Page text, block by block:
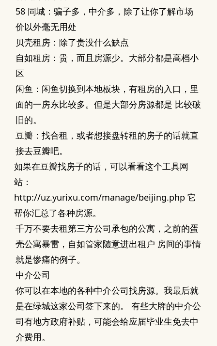
58 同城：骗子多，中介多，除了让你了解市场
价以外毫无用处
贝壳租房：除了贵没什么缺点
自如租房：贵，而且房源少。大部分都是高档小
区
闲鱼：闲鱼切换到本地板块，有租房的入口，里
面的一房东比较多。但是大部分房源都是 比较破
旧的。
豆瓣：找合租，或者想接盘转租的房子的话就直
接去豆瓣吧。
如果在豆瓣找房子的话，可以看看这个工具网
站：
http://uz.yurixu.com/manage/beijing.php 它
帮你汇总了各种房源。
千万不要去租第三方公司承包的公寓，之前的蛋
壳公寓暴雷，自如管家随意进出租户 房间的事情
就是惨痛的例子。
中介公司
你可以在本地的各种中介公司找房源。我最后就
是在绿城这家公司签下来的。 有些大牌的中介公
司有地方政府补贴，可能会给应届毕业生免去中
介费用。